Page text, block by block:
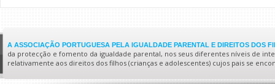
A ASSOCIAÇÃO PORTUGUESA PELA IGUALDADE PARENTAL E DIREITOS DOS
da protecção e fomento da igualdade parental, nos seus diferentes níveis de
relativamente aos direitos dos filhos (crianças e adolescentes) cujos pais se